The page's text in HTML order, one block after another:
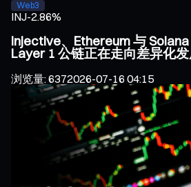
Web3
INJ-2.86%
Injective、Ethereum 与
Layer 1 公链正在走向差异化发
浏览量:6372026-07-16 04:15